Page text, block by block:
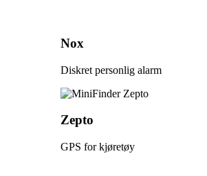
Nox
Diskret personlig alarm
Zepto
GPS for kjøretøy